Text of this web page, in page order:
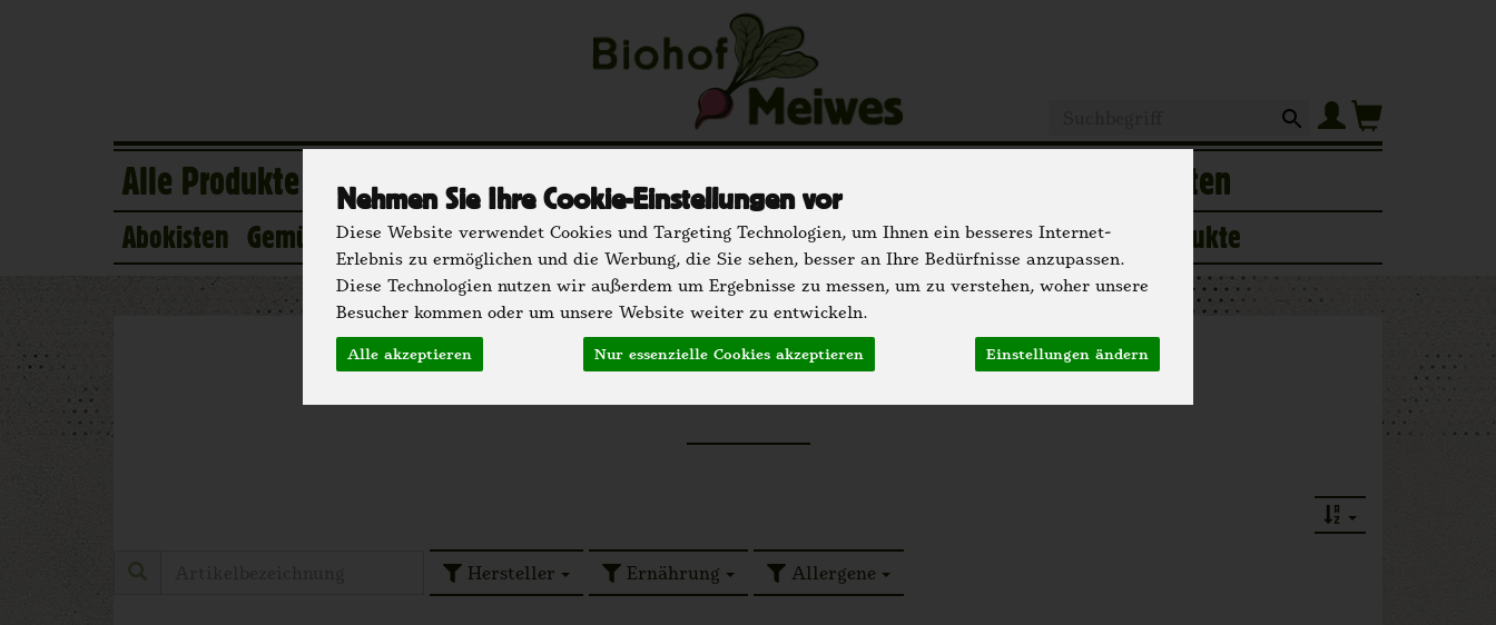
Nehmen Sie Ihre Cookie-Einstellungen vor
Diese Website verwendet Cookies und Targeting Technologien, um Ihnen ein besseres Internet-
Erlebnis zu ermöglichen und die Werbung, die Sie sehen, besser an Ihre Bedürfnisse anzupassen.
Diese Technologien nutzen wir außerdem um Ergebnisse zu messen, um zu verstehen, woher unsere
Besucher kommen oder um unsere Website weiter zu entwickeln.
Alle akzeptieren Nur essenzielle Cookies akzeptieren Einstellungen ändern
Abokisten Gemüse Obst Kühlschrank Speisekammer Getränke Bäckerei Drogerie Neue Produkte
Alle Produkte Eigener Anbau Regionale Partner Einkaufen Hofgeschichten
Feinkost
Hersteller Ernährung Allergene